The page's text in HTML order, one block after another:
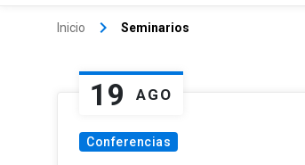
Inicio keyboard_arrow_right Seminarios
19 AGO
Conferencias